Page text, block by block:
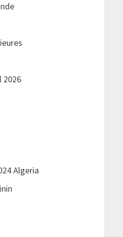
2026
Algeria